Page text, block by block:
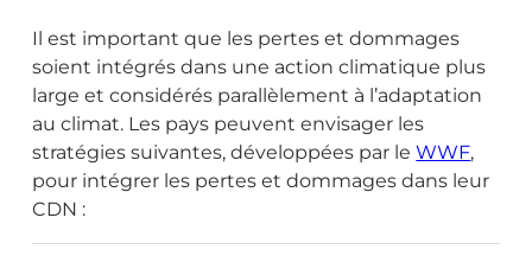
Il est important que les pertes et dommages
soient intégrés dans une action climatique plus
large et considérés parallèlement à l’adaptation
au climat. Les pays peuvent envisager les
stratégies suivantes, développées par leWWF,
pour intégrer les pertes et dommages dans leur
CDN :